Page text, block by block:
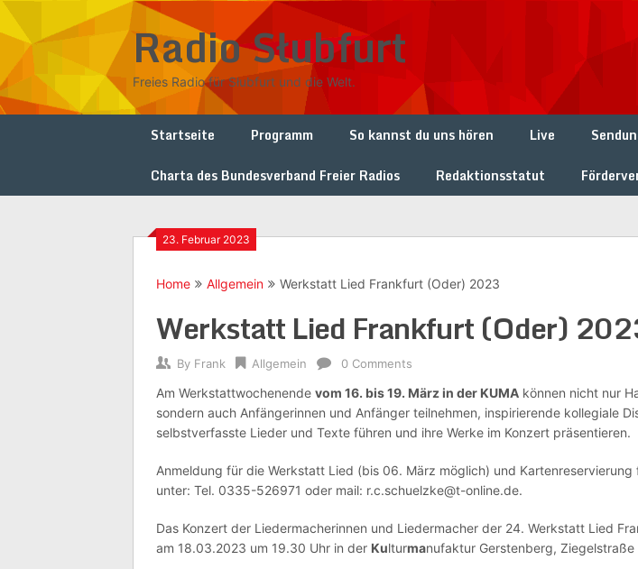
Skip
to
content
Radio Słubfurt
Freies Radio für Słubfurt und die Welt.
Startseite Programm So kannst du uns hören Live
Charta des Bundesverband Freier Radios
Redaktionsstatut
23. Februar 2023
Home Allgemein Werkstatt Lied Frankfurt (Oder) 2023
Werkstatt Lied Frankfurt (Oder)
By Frank Allgemein 0 Comments
Am Werkstattwochenende vom 16. bis 19. März in der KUMA können nicht nur
sondern auch Anfängerinnen und Anfänger teilnehmen, inspirierende kollegiale
selbstverfasste Lieder und Texte führen und ihre Werke im Konzert präsentieren.
Anmeldung für die Werkstatt Lied (bis 06. März möglich) und
unter: Tel. 0335-526971 oder mail: r.c.schuelzke@t-online.de.
Das Konzert der Liedermacherinnen und Liedermacher der 24. Werkstatt Lied
am 18.03.2023 um 19.30 Uhr in der Kulturmanufaktur Gerstenberg,